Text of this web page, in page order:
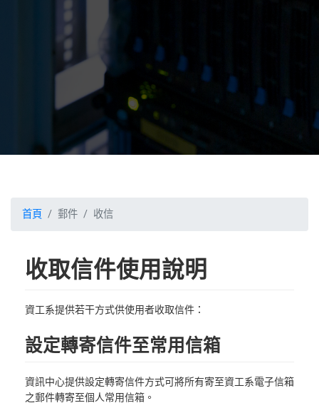
首頁 郵件 收信
收取信件使用說明
資工系提供若干方式供使用者收取信件：
設定轉寄信件至常用信箱
資訊中心提供設定轉寄信件方式可將所有寄至資工系電子信箱
之郵件轉寄至個人常用信箱。